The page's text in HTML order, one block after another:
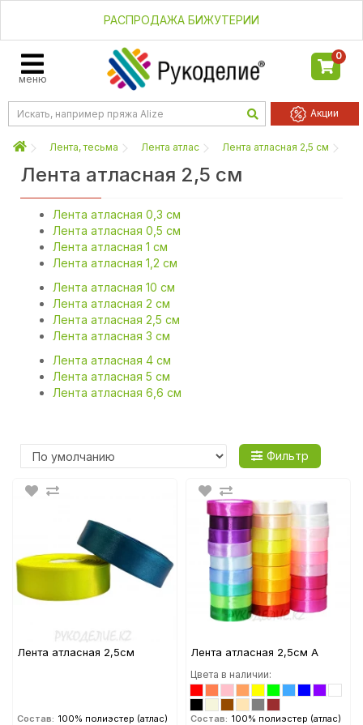
РАСПРОДАЖА БИЖУТЕРИИ
меню
0
Акции
Лента, тесьма Лента атлас Лента атласная 2,5 см
Лента атласная 2,5 см
Лента атласная 0,3 см
Лента атласная 0,5 см
Лента атласная 1 см
Лента атласная 1,2 см
Лента атласная 10 см
Лента атласная 2 см
Лента атласная 2,5 см
Лента атласная 3 см
Лента атласная 4 см
Лента атласная 5 см
Лента атласная 6,6 см
Фильтр
Лента атласная 2,5см
Состав: 100% полиэстер (атлас)
Лента атласная 2,5см А
Цвета в наличии:
Состав: 100% полиэстер (атлас)